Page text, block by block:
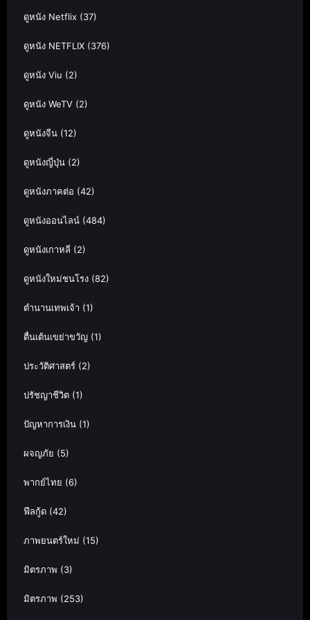
ดูหนัง Netflix (37)
ดูหนัง NETFLIX (376)
ดูหนัง Viu (2)
ดูหนัง WeTV (2)
ดูหนังจีน (12)
ดูหนังญี่ปุ่น (2)
ดูหนังภาคต่อ (42)
ดูหนังออนไลน์ (484)
ดูหนังเกาหลี (2)
ดูหนังใหม่ชนโรง (82)
ตำนานเทพเจ้า (1)
ตื่นเต้นเขย่าขวัญ (1)
ประวัติศาสตร์ (2)
ปรัชญาชีวิต (1)
ปัญหาการเงิน (1)
ผจญภัย (5)
พากย์ไทย (6)
ฟีลกู้ด (42)
ภาพยนตร์ใหม่ (15)
มิตรภาพ (3)
มิตรภาพ (253)